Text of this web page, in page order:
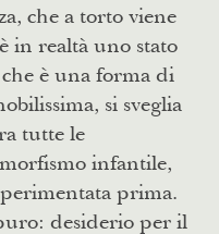
che a torto viene
in realtà uno stato
è una forma di
si sveglia
tutte le
infantile,
prima.
desiderio per il